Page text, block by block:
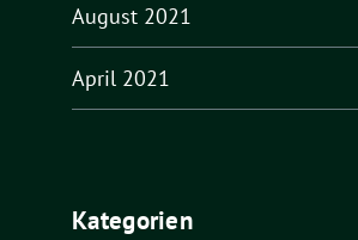
August 2021
April 2021
Kategorien